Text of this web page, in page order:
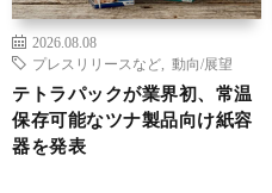
2026.08.08
プレスリリースなど
動向/展望
テトラパックが業界初、常温
保存可能なツナ製品向け紙容
器を発表